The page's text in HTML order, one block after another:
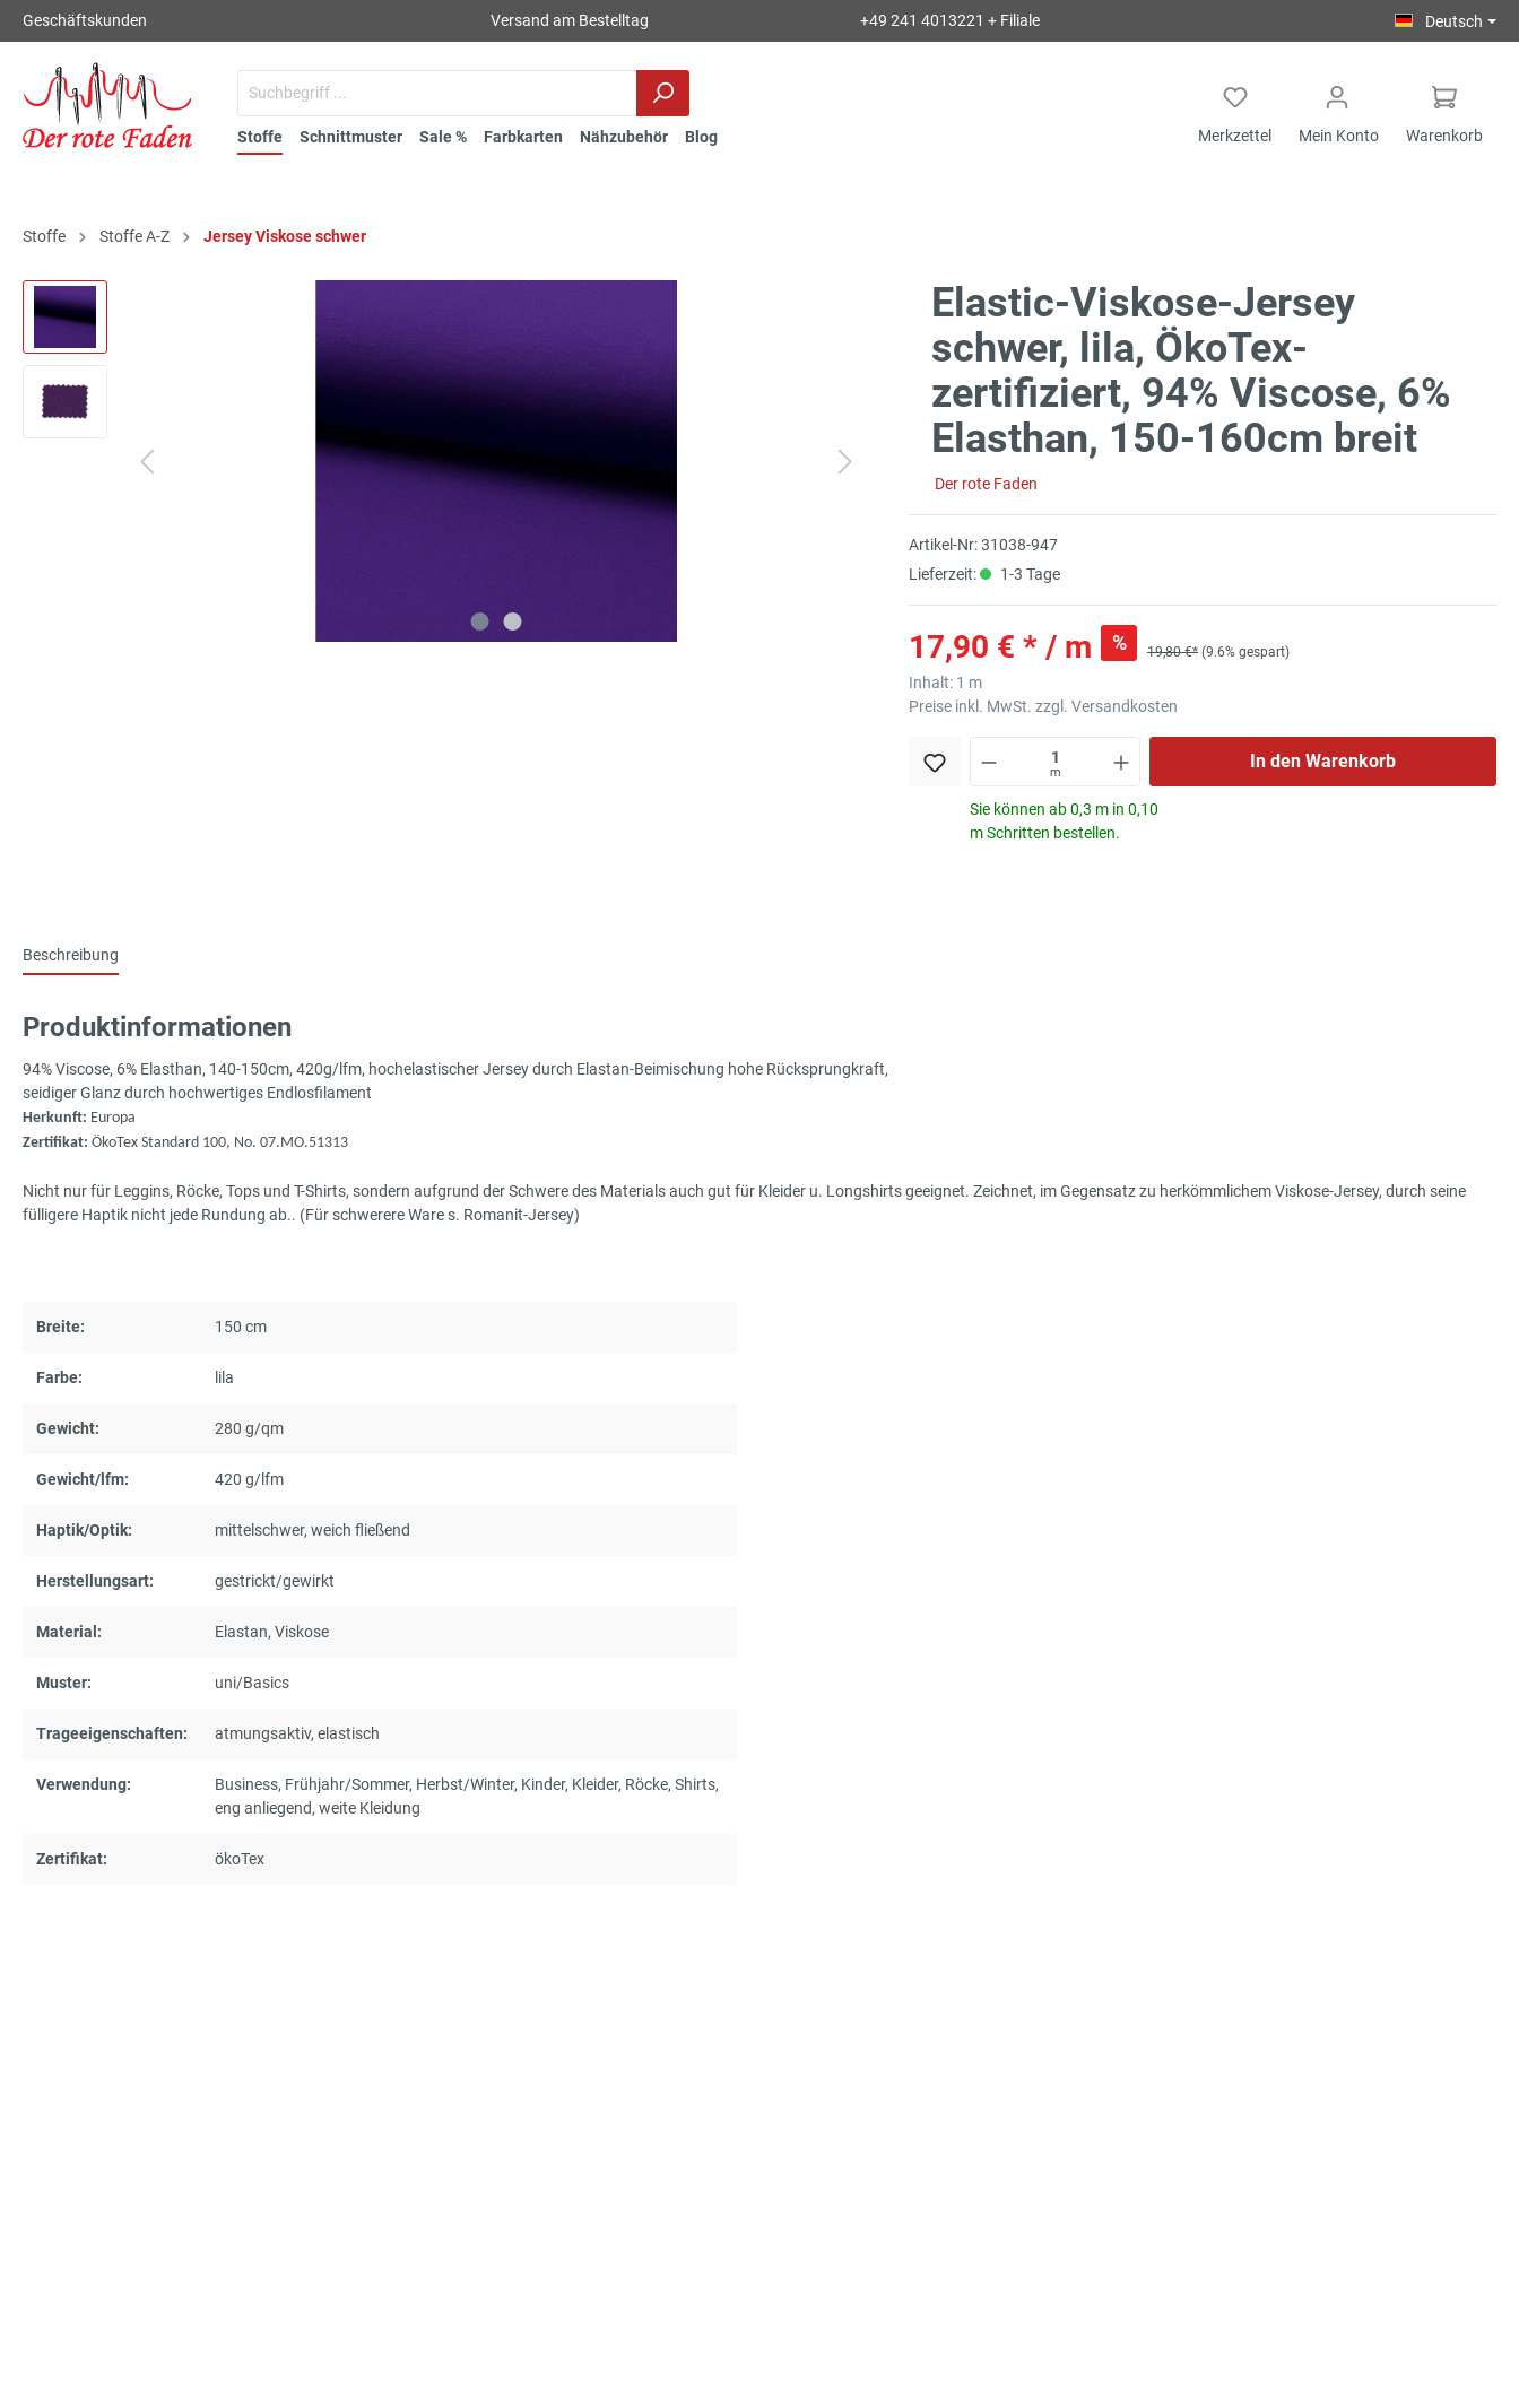
Geschäftskunden Versand am Bestelltag +49 241 4013221 + Filiale Deutsch
Stoffe Schnittmuster Sale % Farbkarten Nähzubehör Blog Merkzettel Mein Konto Warenkorb
Stoffe Stoffe A-Z Jersey Viskose schwer
Elastic-Viskose-Jersey
schwer, lila, ÖkoTex-
zertifiziert, 94% Viscose, 6%
Elasthan, 150-160cm breit
Der rote Faden
Artikel-Nr:31038-947
Lieferzeit:
1-3 Tage
17,90 € * / m % 19,80 €* (9.6% gespart)
Inhalt: 1 m
Preise inkl. MwSt. zzgl. Versandkosten
m
In den Warenkorb
Sie können ab 0,3 m in 0,10
m Schritten bestellen.
Beschreibung
Produktinformationen
94% Viscose, 6% Elasthan, 140-150cm, 420g/lfm, hochelastischer Jersey durch Elastan-Beimischung hohe Rücksprungkraft,
seidiger Glanz durch hochwertiges Endlosfilament
Herkunft: Europa
Zertifikat: ÖkoTex Standard 100, No. 07.MO.51313
Nicht nur für Leggins, Röcke, Tops und T-Shirts, sondern aufgrund der Schwere des Materials auch gut für Kleider u. Longshirts geeignet. Zeichnet, im Gegensatz zu herkömmlichem Viskose-Jersey, durch seine
fülligere Haptik nicht jede Rundung ab.. (Für schwerere Ware s. Romanit-Jersey)
Breite: 150 cm
Farbe: lila
Gewicht: 280 g/qm
Gewicht/lfm: 420 g/lfm
Haptik/Optik: mittelschwer, weich fließend
Herstellungsart: gestrickt/gewirkt
Material: Elastan, Viskose
Muster: uni/Basics
Trageeigenschaften: atmungsaktiv, elastisch
Verwendung: Business, Frühjahr/Sommer, Herbst/Winter, Kinder, Kleider, Röcke, Shirts,
eng anliegend, weite Kleidung
Zertifikat: ökoTex